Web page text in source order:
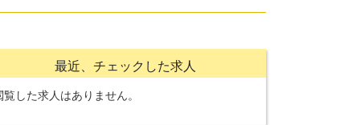
最近、チェックした求人
覧した求人はありません。